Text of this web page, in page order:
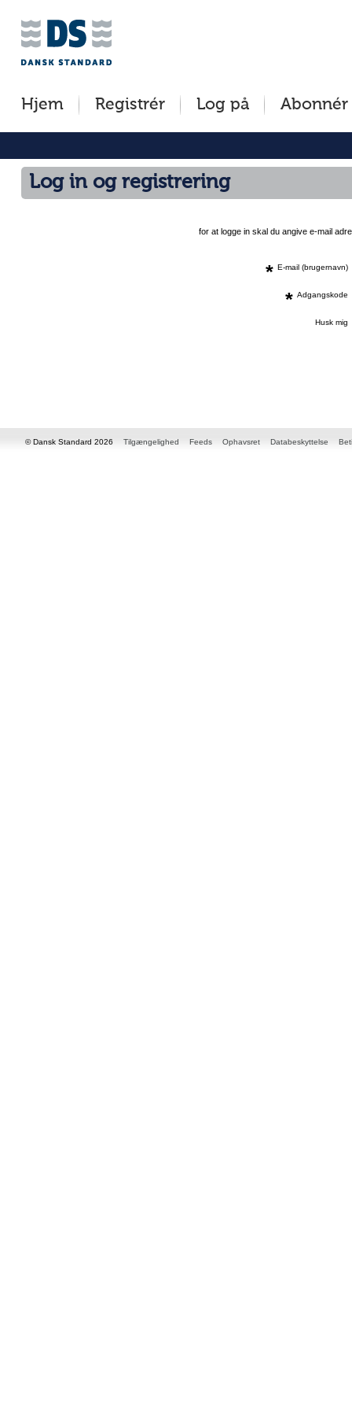
Jump
[s]Hjem Registrér Log på Abonnér
Log in og registrering
for at logge in skal du angive e-mail
* E-mail (brugernavn)
* Adgangskode
Husk mig
© Dansk Standard 2026 Tilgængelighed Feeds Ophavsret Databeskyttelse